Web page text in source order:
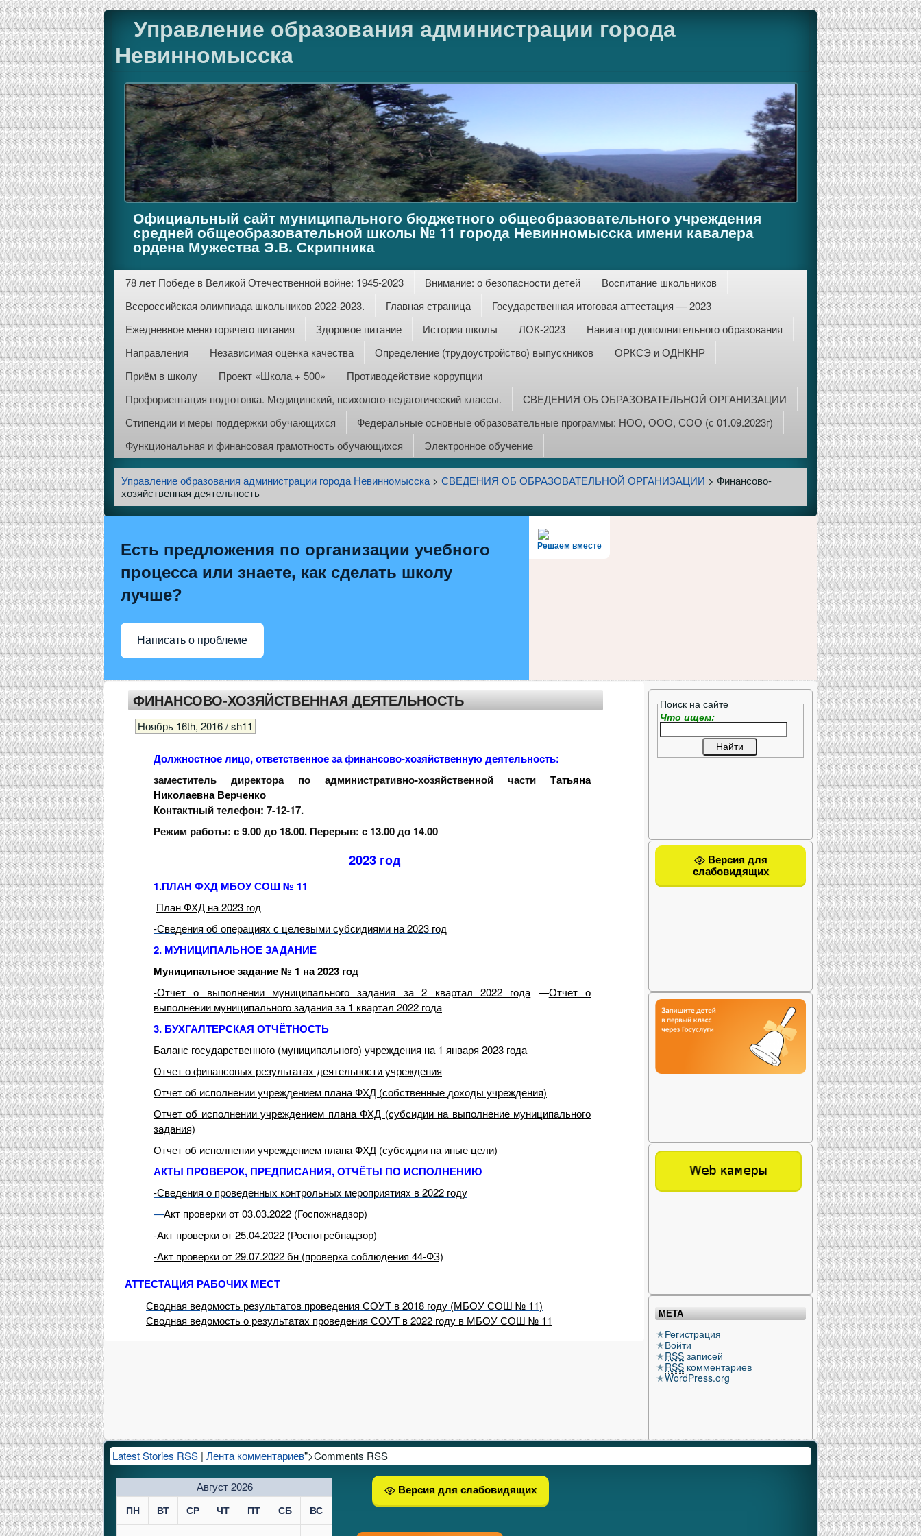
Управление образования администрации города
Невинномысска
Официальный сайт муниципального бюджетного общеобразовательного учреждения
средней общеобразовательной школы № 11 города Невинномысска имени кавалера
ордена Мужества Э.В. Скрипника
78 лет Победе в Великой Отечественной войне: 1945-2023 Внимание: о безопасности детей
Воспитание школьников
Всероссийская олимпиада школьников 2022-2023.
Главная страница
Государственная итоговая аттестация — 2023
Ежедневное меню горячего питания
Здоровое питание История школы ЛОК-2023
Навигатор дополнительного образования
Направления
Независимая оценка качества Определение (трудоустройство) выпускников
ОРКСЭ и ОДНКНР
Приём в школу
Проект «Школа + 500»
Противодействие коррупции
Профориентация подготовка. Медицинский, психолого-педагогический классы.
СВЕДЕНИЯ ОБ ОБРАЗОВАТЕЛЬНОЙ ОРГАНИЗАЦИИ
Стипендии и меры поддержки обучающихся
Федеральные основные образовательные программы: НОО, ООО, СОО (с 01.09.2023г)
Функциональная и финансовая грамотность обучающихся
Электронное обучение
Управление образования администрации города Невинномысска > СВЕДЕНИЯ ОБ ОБРАЗОВАТЕЛЬНОЙ ОРГАНИЗАЦИИ > Финансово-
хозяйственная деятельность
Решаем вместе
Есть предложения по организации учебного
процесса или знаете, как сделать школу
лучше?
Написать о проблеме
ФИНАНСОВО-ХОЗЯЙСТВЕННАЯ ДЕЯТЕЛЬНОСТЬ
Ноябрь 16th, 2016 / sh11
Должностное лицо, ответственное за финансово-хозяйственную деятельность:
заместитель директора по административно-хозяйственной частиТатьяна
Николаевна Верченко
Контактный телефон: 7-12-17.
Режим работы: с 9.00 до 18.00. Перерыв: с 13.00 до 14.00
2023 год
1.ПЛАН ФХД МБОУ СОШ № 11
План ФХД на 2023 год
-Сведения об операциях с целевыми субсидиями на 2023 год
2. МУНИЦИПАЛЬНОЕ ЗАДАНИЕ
Муниципальное задание № 1 на 2023 год
-Отчет о выполнении муниципального задания за 2 квартал 2022 года —Отчет о
выполнении муниципального задания за 1 квартал 2022 года
3. БУХГАЛТЕРСКАЯ ОТЧЁТНОСТЬ
Баланс государственного (муниципального) учреждения на 1 января 2023 года
Отчет о финансовых результатах деятельности учреждения
Отчет об исполнении учреждением плана ФХД (собственные доходы учреждения)
Отчет об исполнении учреждением плана ФХД (субсидии на выполнение муниципального
задания)
Отчет об исполнении учреждением плана ФХД (субсидии на иные цели)
АКТЫ ПРОВЕРОК, ПРЕДПИСАНИЯ, ОТЧЁТЫ ПО ИСПОЛНЕНИЮ
-Сведения о проведенных контрольных мероприятиях в 2022 году
—Акт проверки от 03.03.2022 (Госпожнадзор)
-Акт проверки от 25.04.2022 (Роспотребнадзор)
-Акт проверки от 29.07.2022 бн (проверка соблюдения 44-ФЗ)
АТТЕСТАЦИЯ РАБОЧИХ МЕСТ
Сводная ведомость результатов проведения СОУТ в 2018 году (МБОУ СОШ № 11)
Сводная ведомость о результатах проведения СОУТ в 2022 году в МБОУ СОШ № 11
Поиск на сайте
Что ищем:
Версия для
слабовидящих
МЕТА
Регистрация
Войти
RSS записей
RSS комментариев
WordPress.org
Latest Stories RSS | Лента комментариев">Comments RSS
Август 2026
ПН ВТ СР ЧТ ПТ СБ ВС
Версия для слабовидящих